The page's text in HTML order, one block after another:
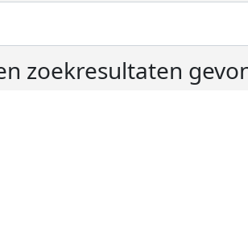
zoekresultaten